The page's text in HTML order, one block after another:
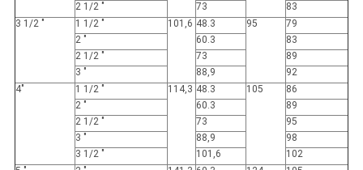
2 1/2 "
73
83
3 1/2 "
1 1/2 " 101,6 48.3 95
79
2 "
60.3
83
2 1/2 "
73
89
3 "
88,9
92
4"
1 1/2 " 114,3 48.3 105
86
2 "
60.3
89
2 1/2 "
73
95
3 "
88,9
98
3 1/2 "
101,6
102